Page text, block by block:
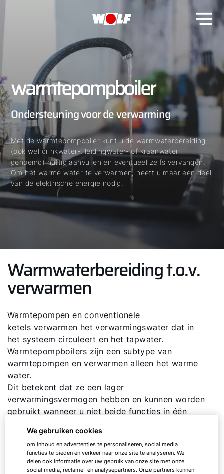
warmtepompboiler
Ondersteuning voor de verwarming
Met de warmtepompboiler kunt u de warmwaterbereiding
(ook wel drinkwater-, leidingwater- of kraanwater
genoemd) nuttig aanvullen en eventueel zelfs vervangen.
Om het warme water te verwarmen, heeft u maar een deel
van de elektrische energie nodig.
Warmwaterbereiding t.o.v.
verwarmen
Warmtepompen en conventionele
ketels verwarmen het verwarmingswater dat in
het systeem circuleert en het tapwater.
Warmtepompboilers zijn een subtype van
warmtepompen en verwarmen alleen het warme
water.
Dit betekent dat ze een lager
verwarmingsvermogen hebben en kunnen worden
gebruikt wanneer u niet beide functies in één
Milieuvriendelijke functionaliteit
We gebruiken cookies
om inhoud en advertenties te personaliseren, social media
functies te bieden en verkeer naar onze site te analyseren. We
delen ook informatie over uw gebruik van onze site met onze
social media, reclame- en analysepartners. Onze partners kunnen